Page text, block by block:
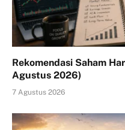
Rekomendasi Saham
Agustus 2026)
7 Agustus 2026